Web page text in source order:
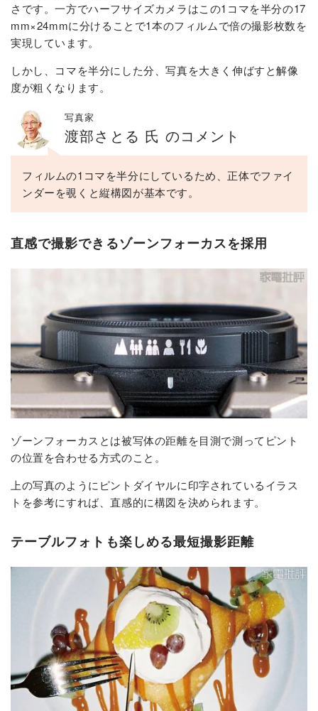
さです。一方でハーフサイズカメラはこの1コマを半分の17
mm×24mmに分けることで1本のフィルムで倍の撮影枚数を
実現しています。
しかし、コマを半分にした分、写真を大きく伸ばすと解像
度が粗くなります。
写真家
渡部さとる 氏 のコメント
フィルムの1コマを半分にしているため、正体でファイ
ンダーを覗くと縦構図が基本です。
直感で撮影できるゾーンフォーカスを採用
ゾーンフォーカスとは被写体の距離を目測で測ってピント
の位置を合わせる方式のこと。
上の写真のようにピントダイヤルに印字されているイラス
トを参考にすれば、直感的に構図を決められます。
テーブルフォトも楽しめる最短撮影距離